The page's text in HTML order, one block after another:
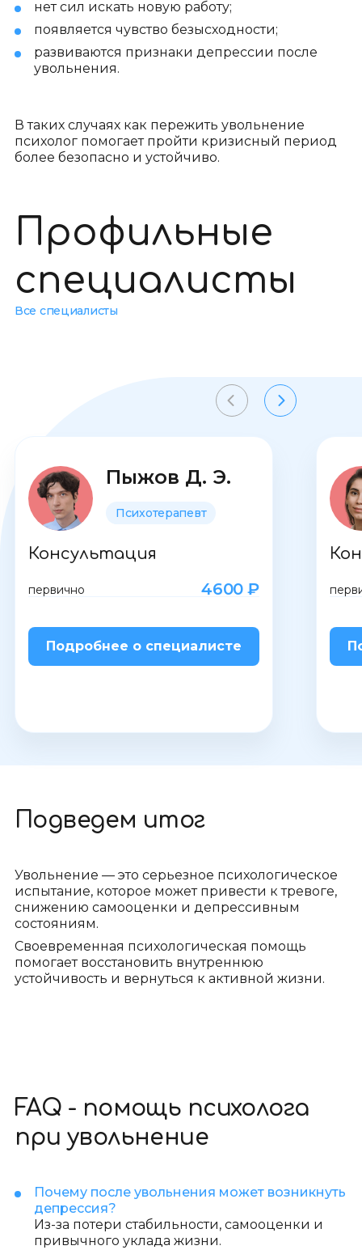
нет сил искать новую работу;
появляется чувство безысходности;
развиваются признаки депрессии после
увольнения.
В таких случаях как пережить увольнение
психолог помогает пройти кризисный период
более безопасно и устойчиво.
Профильные
специалисты
Все специалисты
Пыжов Д. Э.
Психотерапевт
Консультация
первично 4600 ₽
Подробнее о специалисте
Подведем итог
Увольнение — это серьезное психологическое
испытание, которое может привести к тревоге,
снижению самооценки и депрессивным
состояниям.
Своевременная психологическая помощь
помогает восстановить внутреннюю
устойчивость и вернуться к активной жизни.
FAQ - помощь психолога
при увольнение
Почему после увольнения может возникнуть
депрессия?
Из-за потери стабильности, самооценки и
привычного уклада жизни.